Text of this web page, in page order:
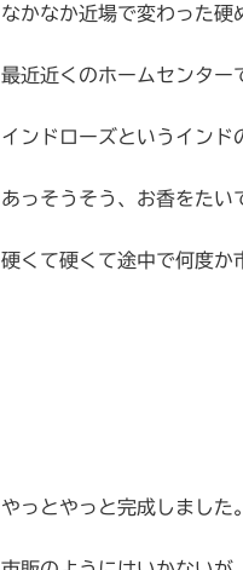
なかなか近場で変わった硬
最近近くのホームセンター
インドローズというインド
あっそうそう、お香をたい
硬くて硬くて途中で何度か
やっとやっと完成しました。